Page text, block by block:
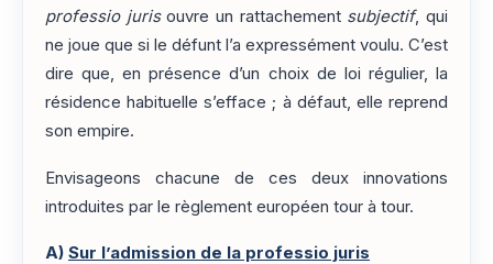
professio jurisouvre un rattachement subjectif, qui
ne joue que si le défunt l’a expressément voulu. C’est
dire que, en présence d’un choix de loi régulier, la
résidence habituelle s’efface ; à défaut, elle reprend
son empire.
Envisageons chacune de ces deux innovations
introduites par le règlement européen tour à tour.
A) Sur l’admission de la professio juris